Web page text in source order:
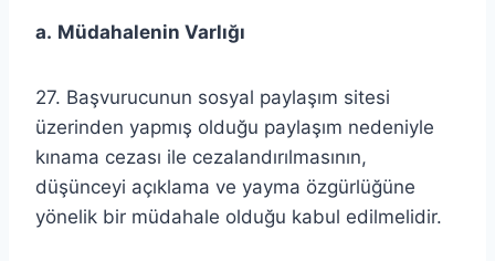
a. Müdahalenin Varlığı
27. Başvurucunun sosyal paylaşım sitesi
üzerinden yapmış olduğu paylaşım nedeniyle
kınama cezası ile cezalandırılmasının,
düşünceyi açıklama ve yayma özgürlüğüne
yönelik bir müdahale olduğu kabul edilmelidir.